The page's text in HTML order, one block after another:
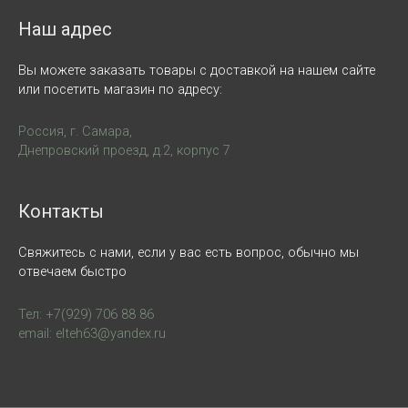
Наш адрес
Вы можете заказать товары с доставкой на нашем сайте
или посетить магазин по адресу:
Россия, г. Самара,
Днепровский проезд, д.2, корпус 7
Контакты
Свяжитесь с нами, если у вас есть вопрос, обычно мы
отвечаем быстро
Тел: +7(929) 706 88 86
email: elteh63@yandex.ru